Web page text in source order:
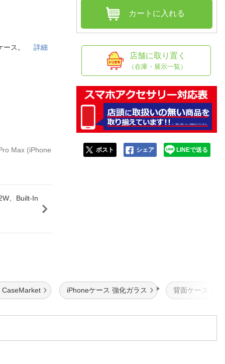
ケース。詳細
Max (iPhone
、Built-In
カートに入れる
店舗に取り置く
（在庫・展示一覧）
ポスト シェア LINEで送る
CaseMarket iPhoneケース 強化ガラス 背面ケース 3重